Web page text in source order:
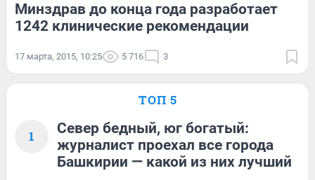
Минздрав до конца года разработает
1242 клинические рекомендации
17 марта, 2015, 10:25 5 716 3
ТОП 5
1
Север бедный, юг богатый:
журналист проехал все города
Башкирии — какой из них лучший